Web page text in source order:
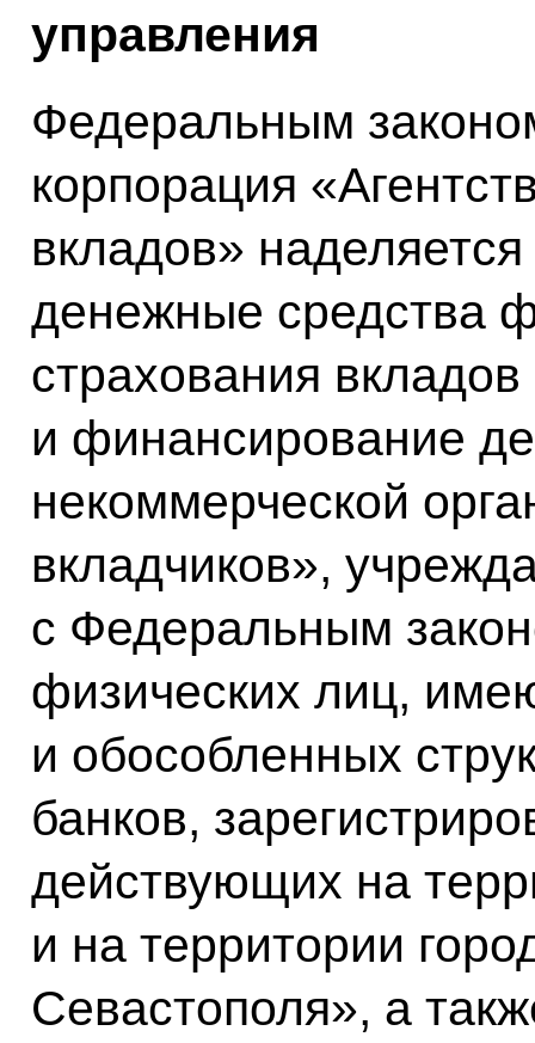
управления
Федеральным
корпорация
вкладов»
денежные средства
страхования
и финансирование
некоммерческой
вкладчиков»,
с Федеральным
физических лиц,
и обособленных
банков,
действующих на
и на территории
Севастополя», а